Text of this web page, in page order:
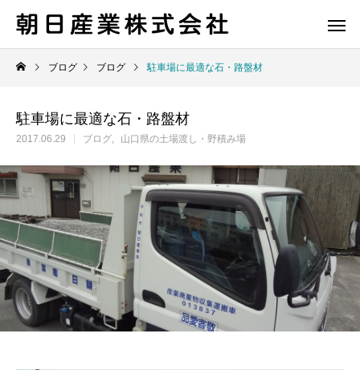
ブログ ブログ 駐車場に最適な石・路盤材
駐車場に最適な石・路盤材
2017.06.29 ブログ 山口県の土場渡し・野積み場